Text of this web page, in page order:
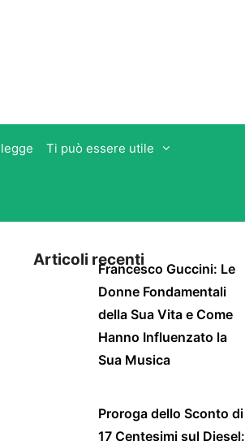
Ti può essere utile
Articoli recentiFrancesco Guccini: Le
Donne Fondamentali
della Sua Vita e Come
Hanno Influenzato la
Sua Musica
Proroga dello Sconto di
17 Centesimi sul Diesel: